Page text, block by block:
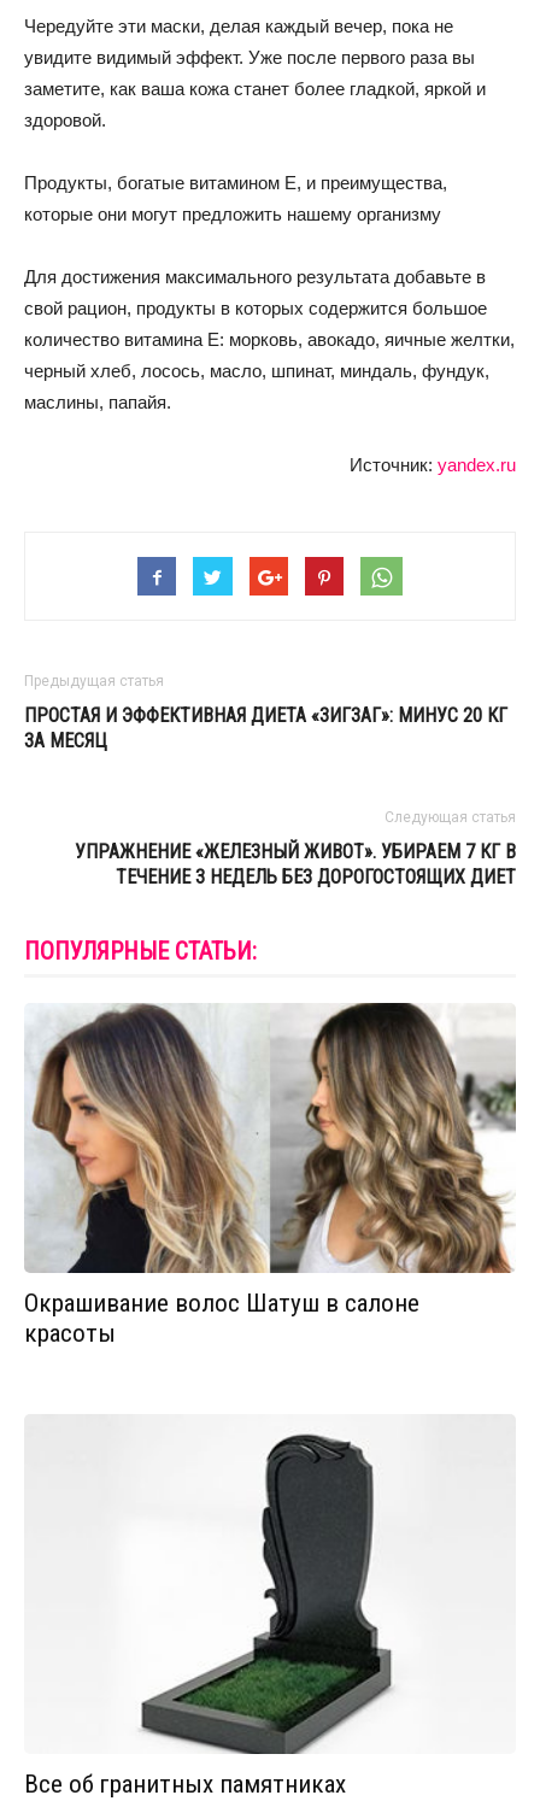
Чередуйте эти маски, делая каждый вечер, пока не
увидите видимый эффект. Уже после первого раза вы
заметите, как ваша кожа станет более гладкой, яркой и
здоровой.
Продукты, богатые витамином Е, и преимущества,
которые они могут предложить нашему организму
Для достижения максимального результата добавьте в
свой рацион, продукты в которых содержится большое
количество витамина Е: морковь, авокадо, яичные желтки,
черный хлеб, лосось, масло, шпинат, миндаль, фундук,
маслины, папайя.
Источник: yandex.ru
Предыдущая статья
ПРОСТАЯ И ЭФФЕКТИВНАЯ ДИЕТА «ЗИГЗАГ»: МИНУС 20 КГ
ЗА МЕСЯЦ
Следующая статья
УПРАЖНЕНИЕ «ЖЕЛЕЗНЫЙ ЖИВОТ». УБИРАЕМ 7 КГ В
ТЕЧЕНИЕ 3 НЕДЕЛЬ БЕЗ ДОРОГОСТОЯЩИХ ДИЕТ
ПОПУЛЯРНЫЕ СТАТЬИ:
Окрашивание волос Шатуш в салоне
красоты
Все об гранитных памятниках